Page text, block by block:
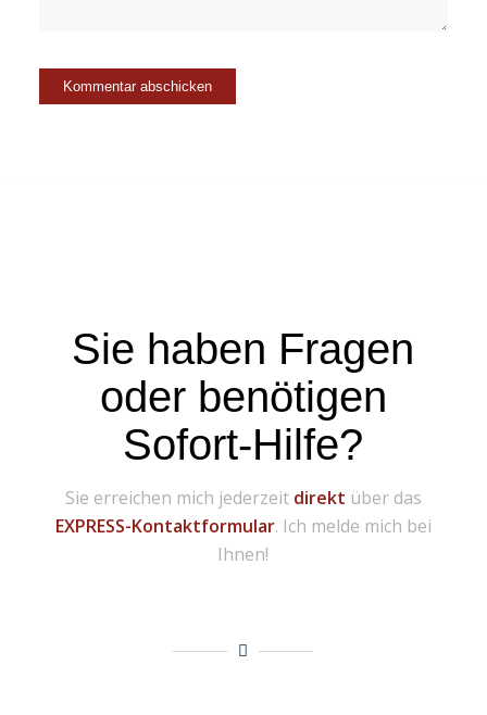
Sie haben Fragen
oder benötigen
Sofort-Hilfe?
Sie erreichen mich jederzeit direkt über das
EXPRESS-Kontaktformular. Ich melde mich bei
Ihnen!